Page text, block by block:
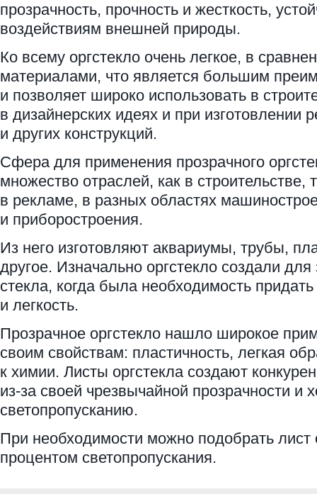
прозрачность, прочность и жесткость,
воздействиям внешней природы.
Ко всему оргстекло очень легкое, в
материалами, что является большим
и позволяет широко использовать в
в дизайнерских идеях и при изготовлении
и других конструкций.
Сфера для применения прозрачного
множество отраслей, как в строительстве,
в рекламе, в разных областях
и приборостроения.
Из него изготовляют аквариумы, трубы,
другое. Изначально оргстекло создали
стекла, когда была необходимость
и легкость.
Прозрачное оргстекло нашло широкое
своим свойствам: пластичность, легкая
к химии. Листы оргстекла создают
из-за своей чрезвычайной прозрачности и
светопропусканию.
При необходимости можно подобрать
процентом светопропускания.